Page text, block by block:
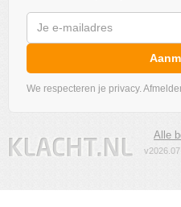
We respecteren je privacy.
Alle